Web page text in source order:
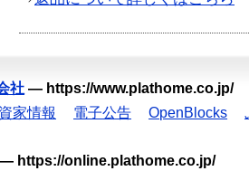
社 — https://www.plathome.co.jp/
家情報 電子公告 OpenBlocks
— https://online.plathome.co.jp/